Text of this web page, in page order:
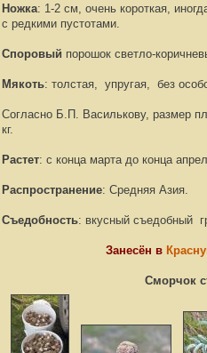
Ножка: 1-2 см, очень короткая,
с редкими пустотами.
Споровый порошок светло-
Мякоть: толстая, упругая, без
Согласно Б.П. Василькову, размер
кг.
Растет: с конца марта до конца
Распространение: Средняя Азия.
Съедобность: вкусный съедобный
Занесён в
Сморчок